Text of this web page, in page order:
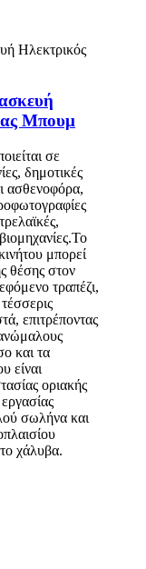
Μπουμ
σε
δημοτικές
ασθενοφόρα,
μπορεί
θέσης στον
τραπέζι,
επιτρέποντας
και τα
είναι
οριακής
σωλήνα και
χάλυβα.